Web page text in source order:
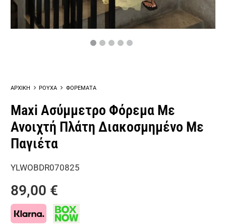
ΑΡΧΙΚΗ ΡΟΥΧΑ ΦΟΡΕΜΑΤΑ
Maxi Ασύμμετρο Φόρεμα Με
Ανοιχτή Πλάτη Διακοσμημένο Με
Παγιέτα
YLWOBDR070825
89,00 €